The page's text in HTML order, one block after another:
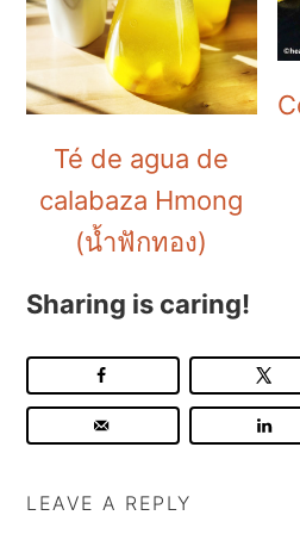
Té de agua de
calabaza Hmong
(น้ำฟักทอง)
Sharing is caring!
LEAVE A REPLY